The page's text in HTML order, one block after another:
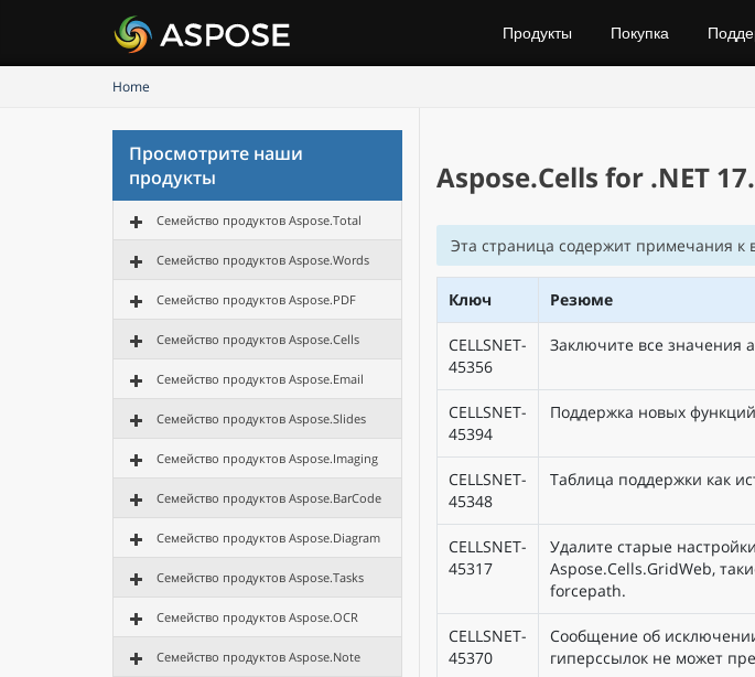
Продукты Покупка
Home
Просмотрите наши
продукты
Семейство продуктов Aspose.Total
Семейство продуктов Aspose.Words
Семейство продуктов Aspose.PDF
Семейство продуктов Aspose.Cells
Семейство продуктов Aspose.Email
Семейство продуктов Aspose.Slides
Семейство продуктов Aspose.Imaging
Семейство продуктов Aspose.BarCode
Семейство продуктов Aspose.Diagram
Семейство продуктов Aspose.Tasks
Семейство продуктов Aspose.OCR
Семейство продуктов Aspose.Note
Aspose.Cells for .NET
Эта страница содержит примечания к
Ключ Резюме
CELLSNET-
45356
Заключите все значения
CELLSNET-
45394
Поддержка новых
CELLSNET-
45348
Таблица поддержки как
CELLSNET-
45317
Удалите старые
Aspose.Cells.GridWeb,
forcepath.
CELLSNET-
45370
Сообщение об
гиперссылок не может